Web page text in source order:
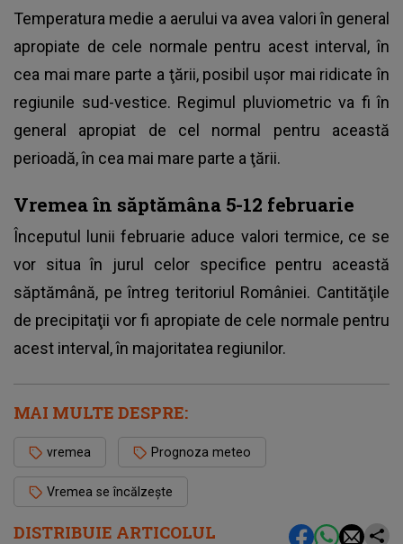
DISTRIBUIE ARTICOLUL
Temperatura medie a aerului va avea valori în general
apropiate de cele normale pentru acest interval, în
cea mai mare parte a ţării, posibil uşor mai ridicate în
regiunile sud-vestice. Regimul pluviometric va fi în
general apropiat de cel normal pentru această
perioadă, în cea mai mare parte a ţării.
Vremea în săptămâna 5-12 februarie
Începutul lunii februarie aduce valori termice, ce se
vor situa în jurul celor specifice pentru această
săptămână, pe întreg teritoriul României. Cantităţile
de precipitaţii vor fi apropiate de cele normale pentru
acest interval, în majoritatea regiunilor.
MAI MULTE DESPRE:
vremea Prognoza meteo
Vremea se încălzește